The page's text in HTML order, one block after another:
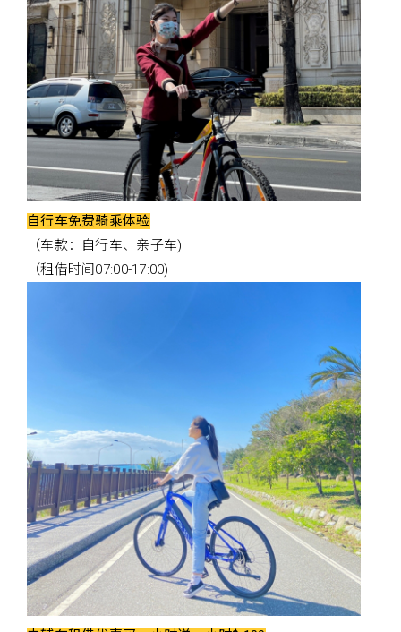
自行车免费骑乘体验
（车款：自行车、亲子车)
（租借时间07:00-17:00)